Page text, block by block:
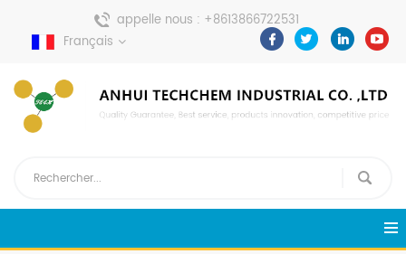
appelle nous : +8613866722531
envoyer un message :
pweiping@techemi.com
Français